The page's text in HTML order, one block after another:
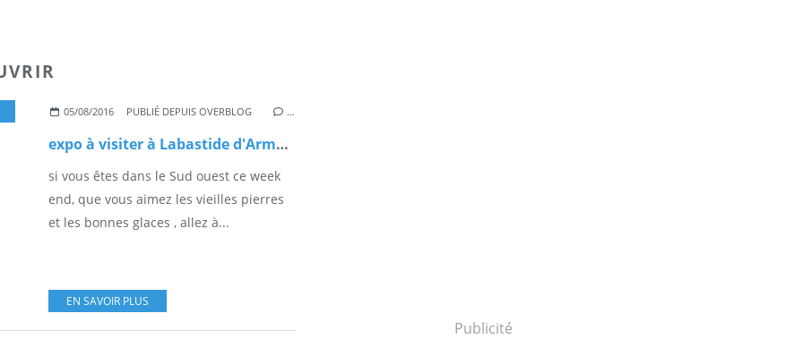
05/08/2016 PUBLIÉ DEPUIS OVERBLOG …
expo à visiter à Labastide d'Armagnac
si vous êtes dans le Sud ouest ce week
end, que vous aimez les vieilles pierres
et les bonnes glaces , allez à...
EN SAVOIR PLUS
Publicité